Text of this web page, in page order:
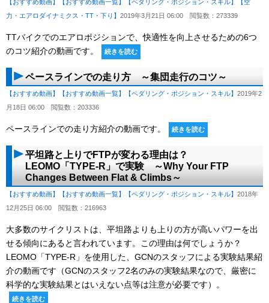
【おすすめ動画】 【おすすめ動画一覧】 【ペダリング・ポジション・スキル】
【空
力・エアロダイナミクス・TT・下り】 2019年3月21日 06:00 閲覧数：273339
TTバイクでのエアロポジションで、快適性を向上させるための6つ
のコツ紹介の動画です。
続きを読む
ペースラインでの走り方 ～集団走行のコツ～
【おすすめ動画】 【おすすめ動画一覧】 【ペダリング・ポジション・スキル】 2019年2
月18日 06:00 閲覧数：203336
ペースラインでの走り方紹介の動画です。 続きを読む
平坦路と上りでFTPが変わる理由は？
LEOMO「TYPE-R」で実験 ～Why Your FTP
Changes Between Flat & Climbs～
【おすすめ動画】 【おすすめ動画一覧】 【ペダリング・ポジション・スキル】 2018年
12月25日 06:00 閲覧数：216963
大多数のサイクリストは、平坦路よりも上りの方が高いパワーを出
せる傾向にあると言われています。この理由は何でしょうか？
LEOMO「TYPE-R」を使用した、GCNのスタッフによる実験結果紹
介の動画です（GCNのスタッフ2名のみの実験結果なので、厳密に
科学的な実験結果とはいえない点等は注意が必要です）。
続きを読む